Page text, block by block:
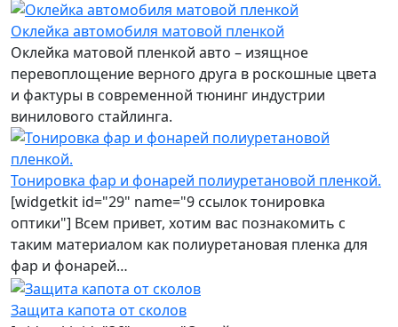
Оклейка автомобиля матовой пленкой
Оклейка матовой пленкой авто – изящное
перевоплощение верного друга в роскошные цвета
и фактуры в современной тюнинг индустрии
винилового стайлинга.
Тонировка фар и фонарей полиуретановой пленкой.
[widgetkit id="29" name="9 ссылок тонировка
оптики"] Всем привет, хотим вас познакомить с
таким материалом как полиуретановая пленка для
фар и фонарей…
Защита капота от сколов